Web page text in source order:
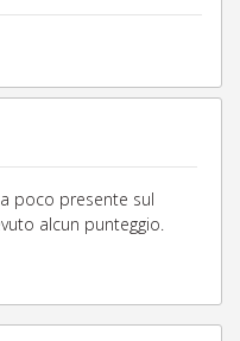
poco presente sul
alcun punteggio.